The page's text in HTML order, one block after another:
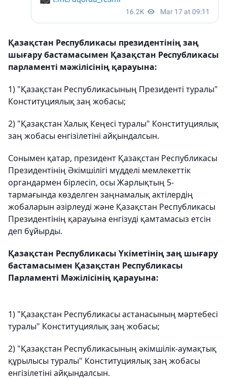
Қазақстан Республикасы президентінің заң
шығару бастамасымен Қазақстан Республикасы
парламенті мәжілісінің қарауына:
1) "Қазақстан Республикасының Президенті туралы"
Конституциялық заң жобасы;
2) "Қазақстан Халық Кеңесі туралы" Конституциялық
заң жобасы енгізілетіні айқындалсын.
Сонымен қатар, президент Қазақстан Республикасы
Президентінің Әкімшілігі мүдделі мемлекеттік
органдармен бірлесіп, осы Жарлықтың 5-
тармағында көзделген заңнамалық актілердің
жобаларын әзірлеуді және Қазақстан Республикасы
Президентінің қарауына енгізуді қамтамасыз етсін
деп бұйырды.
Қазақстан Республикасы Үкіметінің заң шығару
бастамасымен Қазақстан Республикасы
Парламенті Мәжілісінің қарауына:
1) "Қазақстан Республикасы астанасының мәртебесі
туралы" Конституциялық заң жобасы;
2) "Қазақстан Республикасының әкімшілік-аумақтық
құрылысы туралы" Конституциялық заң жобасы
енгізілетіні айқындалсын.